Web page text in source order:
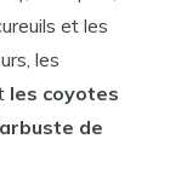
et les
les
les coyotes
de